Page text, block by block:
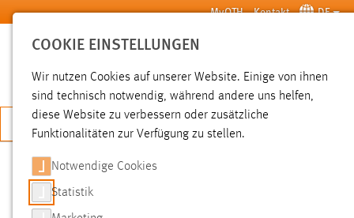
Zum Hauptinhalt springen MyOTH Kontakt DE
SUCHE
JETZT BEWERBEN
SUCHE
COOKIE EINSTELLUNGEN
Wir nutzen Cookies auf unserer Website. Einige von ihnen
sind technisch notwendig, während andere uns helfen,
diese Website zu verbessern oder zusätzliche
Funktionalitäten zur Verfügung zu stellen.
Notwendige Cookies
Statistik